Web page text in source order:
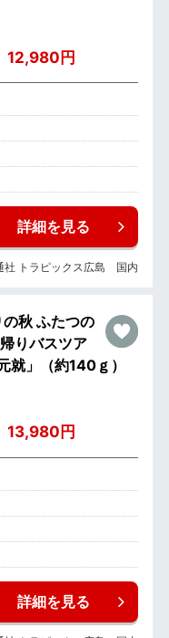
12,980円
詳細を見る
社 トラピックス広島 国内
の秋 ふたつの
りバスツア
」（約140ｇ）
13,980円
詳細を見る